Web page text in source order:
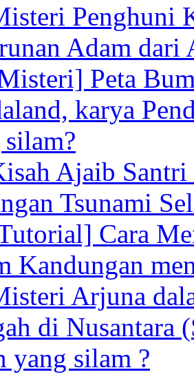
Penghuni
Adam dari
Peta
karya
Ajaib
Tsunami
Cara
Kandungan
Arjuna
di Nusantara
yang silam ?